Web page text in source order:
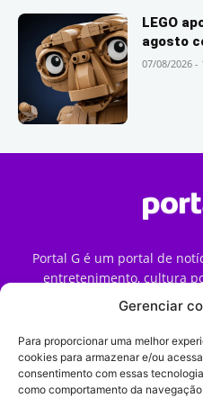
Gerenciar
Para proporcionar uma melhor
cookies para armazenar e/ou
consentimento com essas
como comportamento da
LEGO
agosto
07/08/2026 -
Portal G é um portal de
entretenimento, cultura
streaming, games e
forma como o público vive
Contato: